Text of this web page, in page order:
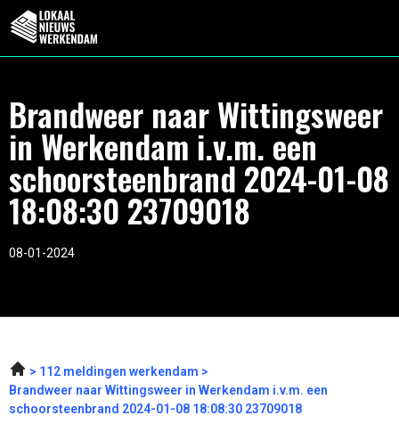
Brandweer naar Wittingsweer
in Werkendam i.v.m. een
schoorsteenbrand 2024-01-08
18:08:30 23709018
08-01-2024
112 meldingen werkendam
Brandweer naar Wittingsweer in Werkendam i.v.m. een
schoorsteenbrand 2024-01-08 18:08:30 23709018